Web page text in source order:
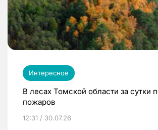
Интересное
В лесах Томской области за сутки
пожаров
12:31 / 30.07.26